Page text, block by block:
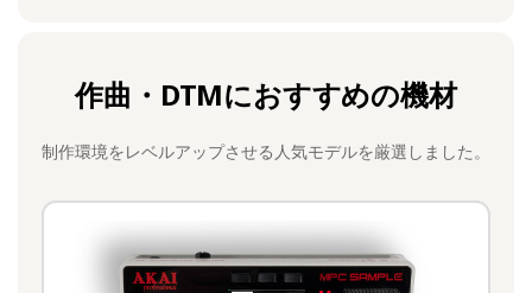
作曲・DTMにおすすめの機材
制作環境をレベルアップさせる人気モデルを厳選しました。